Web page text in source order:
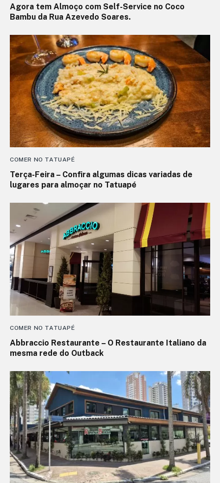
Agora tem Almoço com Self-Service no Coco
Bambu da Rua Azevedo Soares.
COMER NO TATUAPÉ
Terça-Feira – Confira algumas dicas variadas de
lugares para almoçar no Tatuapé
COMER NO TATUAPÉ
Abbraccio Restaurante – O Restaurante Italiano da
mesma rede do Outback